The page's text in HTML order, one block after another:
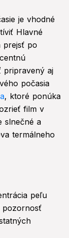
je vhodné
Hlavné
prejsť po
pripravený aj
počasia
, ktoré ponúka
film v
slnečné a
termálneho
peľu
pozornosť